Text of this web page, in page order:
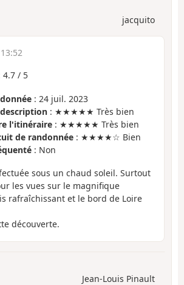
jacquito
4.7 / 5
: 24 juil. 2023
: ★★★★★ Très bien
l'itinéraire : ★★★★★ Très bien
de randonnée : ★★★★☆ Bien
: Non
sous un chaud soleil. Surtout
les vues sur le magnifique
rafraîchissant et le bord de Loire
découverte.
Jean-Louis Pinault